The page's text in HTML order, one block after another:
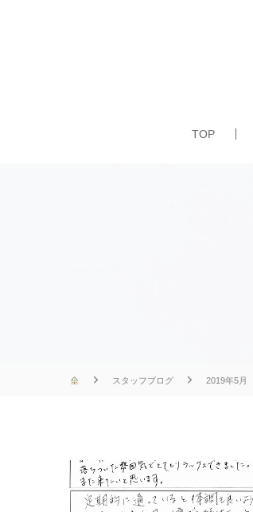
TOP
スタッフブログ 2019年5月